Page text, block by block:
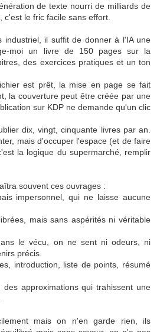
de texte nourri de milliards de
c'est le fric facile sans effort.
industriel, il suffit de donner à l'IA une
moi un livre de 150 pages sur la
des exercices pratiques et un ton
est prêt, la mise en page se fait
la couverture peut être créée par une
sur KDP ne demande qu'un clic
dix, vingt, cinquante livres par an.
mais d'occuper l'espace (et de faire
la logique du supermarché, remplir
souvent ces ouvrages :
impersonnel, qui ne laisse aucune
mais sans aspérités ni véritable
le vécu, on ne sent ni odeurs, ni
précis.
introduction, liste de points, résumé
approximations qui trahissent une
mais on n'en garde rien, ils